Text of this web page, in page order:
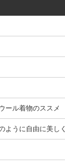
ール着物のススメ
うに自由に美しく